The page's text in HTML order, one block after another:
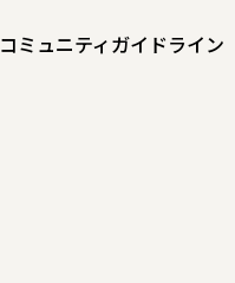
コミュニティガイドライン